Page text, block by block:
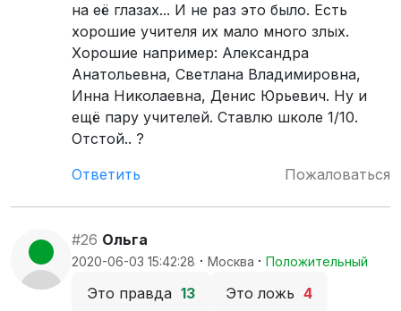
на её глазах... И не раз это было. Есть
хорошие учителя их мало много злых.
Хорошие например: Александра
Анатольевна, Светлана Владимировна,
Инна Николаевна, Денис Юрьевич. Ну и
ещё пару учителей. Ставлю школе 1/10.
Отстой.. ?
Ответить
Пожаловаться
#26 Ольга
2020-06-03 15:42:28 · Москва · Положительный
Это правда 13 Это ложь 4